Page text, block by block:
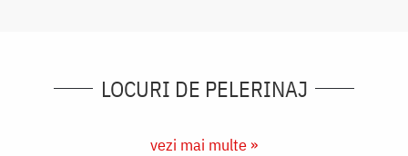
LOCURI DE PELERINAJ
vezi mai multe »